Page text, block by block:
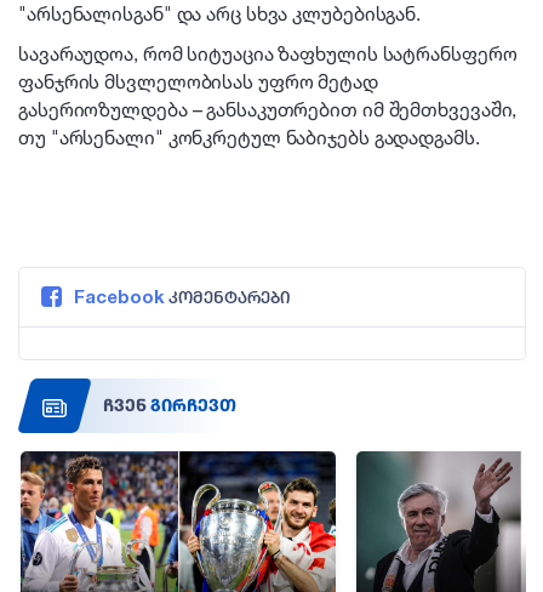
"არსენალისგან" და არც სხვა კლუბებისგან.
სავარაუდოა, რომ სიტუაცია ზაფხულის სატრანსფერო
ფანჯრის მსვლელობისას უფრო მეტად
გასერიოზულდება – განსაკუთრებით იმ შემთხვევაში,
თუ "არსენალი" კონკრეტულ ნაბიჯებს გადადგამს.
Facebook კომენტარები
ჩვენ გირჩევთ